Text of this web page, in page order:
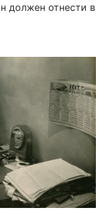
должен отнести в